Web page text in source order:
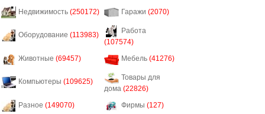
Недвижимость (250172) Гаражи (2070)
Оборудование (113983)
Работа
(107574)
Животные (69457) Мебель (41276)
Компьютеры (109625)
Товары для
дома (22826)
Разное (149070) Фирмы (127)